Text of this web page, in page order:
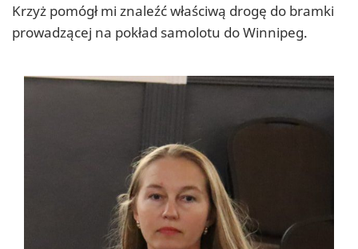
Krzyż pomógł mi znaleźć właściwą drogę do bramki
prowadzącej na pokład samolotu do Winnipeg.